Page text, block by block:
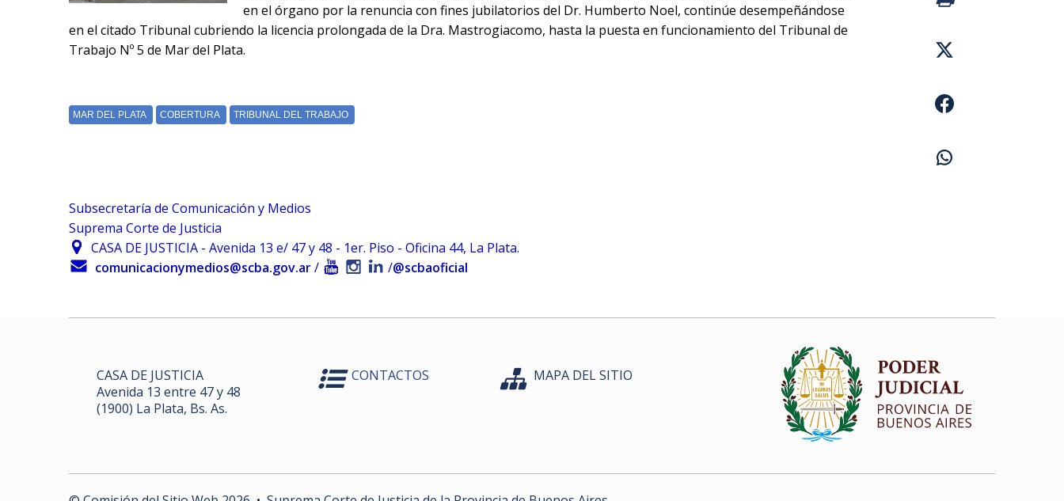
en el órgano por la renuncia con fines jubilatorios del Dr. Humberto Noel, continúe desempeñándose
en el citado Tribunal cubriendo la licencia prolongada de la Dra. Mastrogiacomo, hasta la puesta en funcionamiento del Tribunal de
Trabajo Nº 5 de Mar del Plata.
Subsecretaría de Comunicación y Medios
Suprema Corte de Justicia
CASA DE JUSTICIA - Avenida 13 e/ 47 y 48 - 1er. Piso - Oficina 44, La Plata.
comunicacionymedios@scba.gov.ar/ /@scbaoficial
CASA DE JUSTICIA
Avenida 13 entre 47 y 48
(1900) La Plata, Bs. As.
CONTACTOS MAPA DEL SITIO